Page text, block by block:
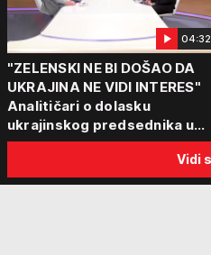
04:32
"ZELENSKI NE BI DOŠAO DA
UKRAJINA NE VIDI INTERES"
Analitičari o dolasku
ukrajinskog predsednika u
Beograd: "Srbija može da
Vidi